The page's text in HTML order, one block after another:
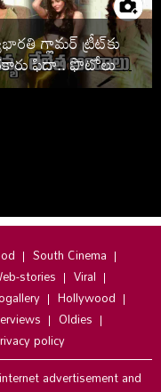
గ్లామర్ ట్రీట్‌కు
ఫిదా.. ఫొటోలు
South Cinema
stories
Viral
Hollywood
Oldies
policy
advertisement and